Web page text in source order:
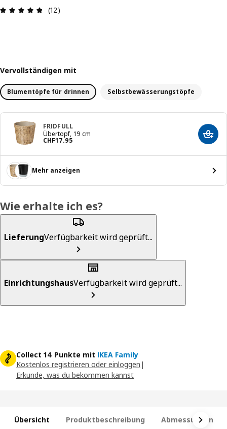
Bewertung: 4.8 von 5 Sterne Anzahl der
(12)
Vervollständigen mit
Blumentöpfe für drinnen Selbstbewässerungstöpfe
FRIDFULL
Übertopf, 19 cm
CHF17.95
Preis CHF 17.95 In
Mehr anzeigen
Wie erhalte ich es?
LieferungVerfügbarkeit wird geprüft...
EinrichtungshausVerfügbarkeit wird geprüft...
Collect 14 Punkte mit IKEA Family
Kostenlos registrieren oder einloggen |
Erkunde, was du bekommen kannst
Übersicht Produktbeschreibung Abmessungen